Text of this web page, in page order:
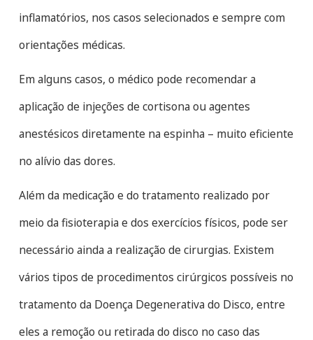
inflamatórios, nos casos selecionados e sempre com
orientações médicas.
Em alguns casos, o médico pode recomendar a
aplicação de injeções de cortisona ou agentes
anestésicos diretamente na espinha – muito eficiente
no alívio das dores.
Além da medicação e do tratamento realizado por
meio da fisioterapia e dos exercícios físicos, pode ser
necessário ainda a realização de cirurgias. Existem
vários tipos de procedimentos cirúrgicos possíveis no
tratamento da Doença Degenerativa do Disco, entre
eles a remoção ou retirada do disco no caso das